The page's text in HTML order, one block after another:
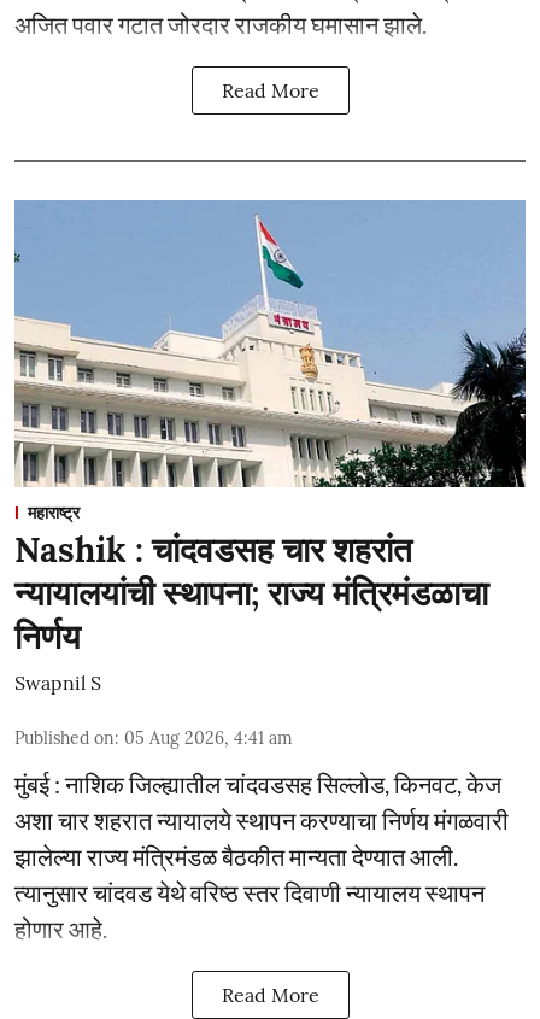
अजित पवार गटात जोरदार राजकीय घमासान झाले.
Read More
महाराष्ट्र
Nashik : चांदवडसह चार शहरांत
न्यायालयांची स्थापना; राज्य मंत्रिमंडळाचा
निर्णय
Swapnil S
Published on: 05 Aug 2026, 4:41 am
मुंबई : नाशिक जिल्ह्यातील चांदवडसह सिल्लोड, किनवट, केज
अशा चार शहरात न्यायालये स्थापन करण्याचा निर्णय मंगळवारी
झालेल्या राज्य मंत्रिमंडळ बैठकीत मान्यता देण्यात आली.
त्यानुसार चांदवड येथे वरिष्ठ स्तर दिवाणी न्यायालय स्थापन
होणार आहे.
Read More